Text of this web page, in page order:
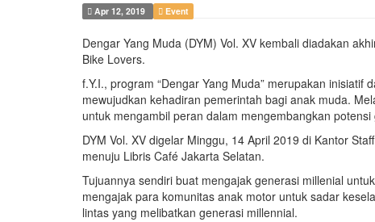
Apr 12, 2019 Event
Dengar Yang Muda (DYM) Vol. XV kembali diadakan
Bike Lovers.
f.Y.I., program “Dengar Yang Muda” merupakan
mewujudkan kehadiran pemerintah bagi anak muda.
untuk mengambil peran dalam mengembangkan
DYM Vol. XV digelar Minggu, 14 April 2019 di Kantor
menuju Libris Café Jakarta Selatan.
Tujuannya sendiri buat mengajak generasi millenial
mengajak para komunitas anak motor untuk sadar
lintas yang melibatkan generasi millennial.